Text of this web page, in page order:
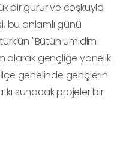
bir gurur ve coşkuyla
bu anlamlı günü
"Bütün ümidim
alarak gençliğe yönelik
İlçe genelinde gençlerin
sunacak projeler bir